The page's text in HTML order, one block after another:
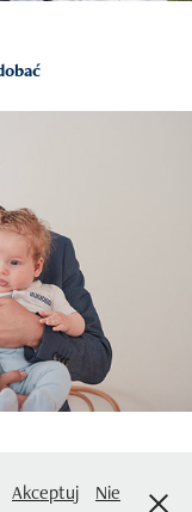
Akceptuj
Nie